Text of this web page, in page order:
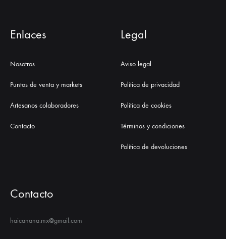
Enlaces
Nosotros
Puntos de venta y markets
Artesanos colaboradores
Contacto
Legal
Aviso legal
Política de privacidad
Política de cookies
Términos y condiciones
Política de devoluciones
Contacto
haicanana.mx@gmail.com